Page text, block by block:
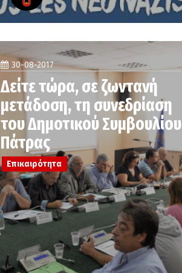
30-08-2017
Δείτε τώρα, σε ζωντανή
μετάδοση, τη συνεδρίαση
του Δημοτικού Συμβουλίου
Πάτρας
Επικαιρότητα